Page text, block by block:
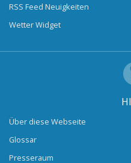
RSS Feed Neuigkeiten
Wetter Widget
Über diese Webseite
Glossar
Presseraum